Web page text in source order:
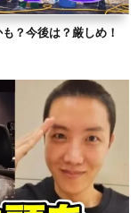
？今後は？厳しめ！